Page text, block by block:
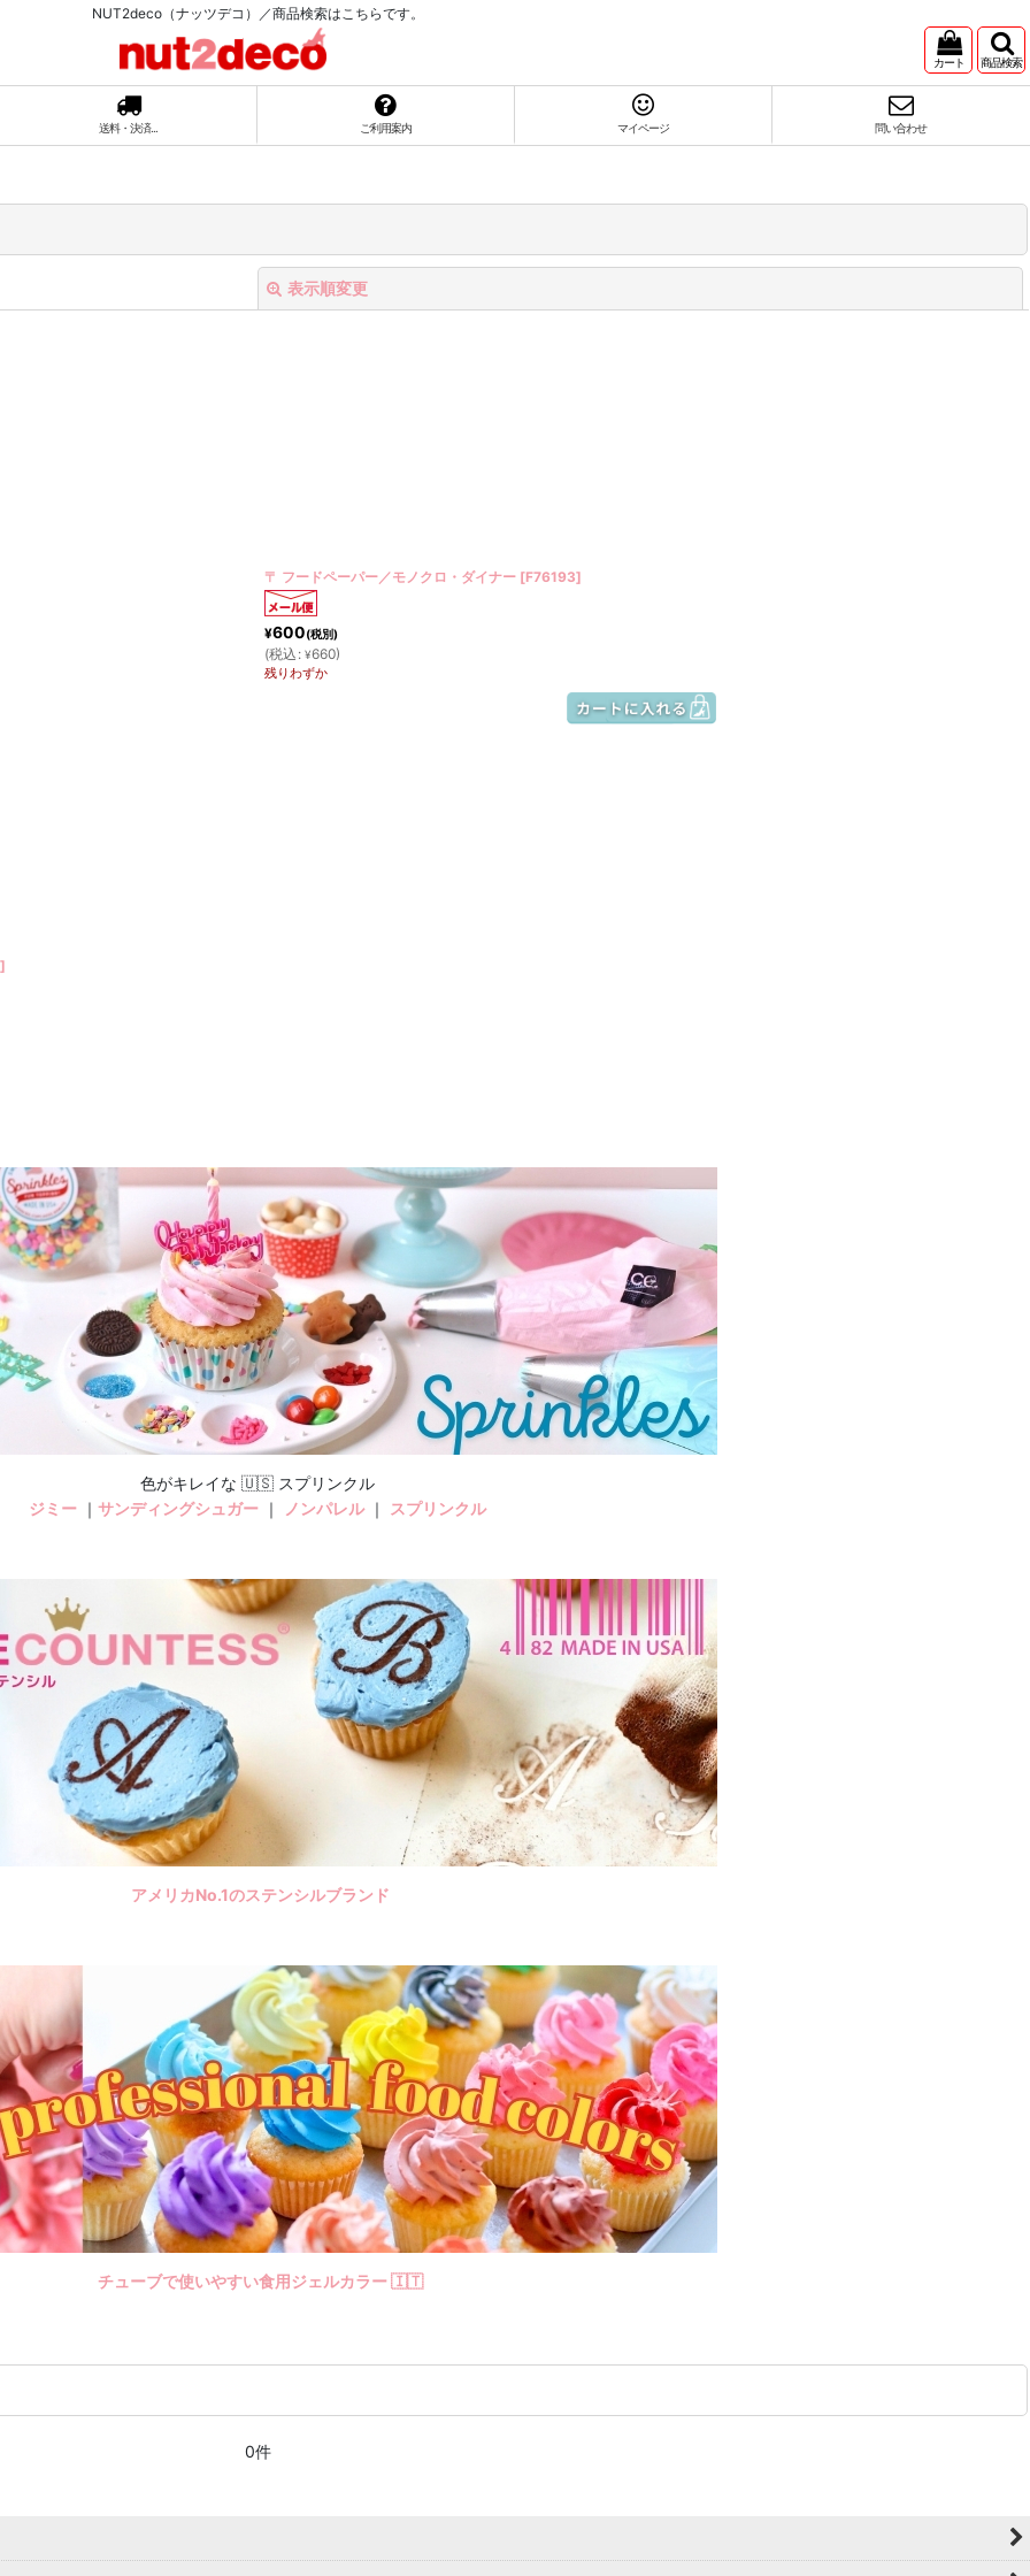
NUT2deco（ナッツデコ）／商品検索はこちらです。
カート 商品検索
送料・決済... ご利用案内 マイページ 問い合わせ
表示順変更
絞り込む〒 フードペーパー／モノクロ・ダイナー [F76193]
¥600(税別)
(税込 : ¥660)
残りわずか
]
色がキレイな 🇺🇸 スプリンクル
ジミー ｜ サンディングシュガー ｜ ノンパレル｜ スプリンクル
アメリカNo.1のステンシルブランド
チューブで使いやすい食用ジェルカラー 🇮🇹
0件